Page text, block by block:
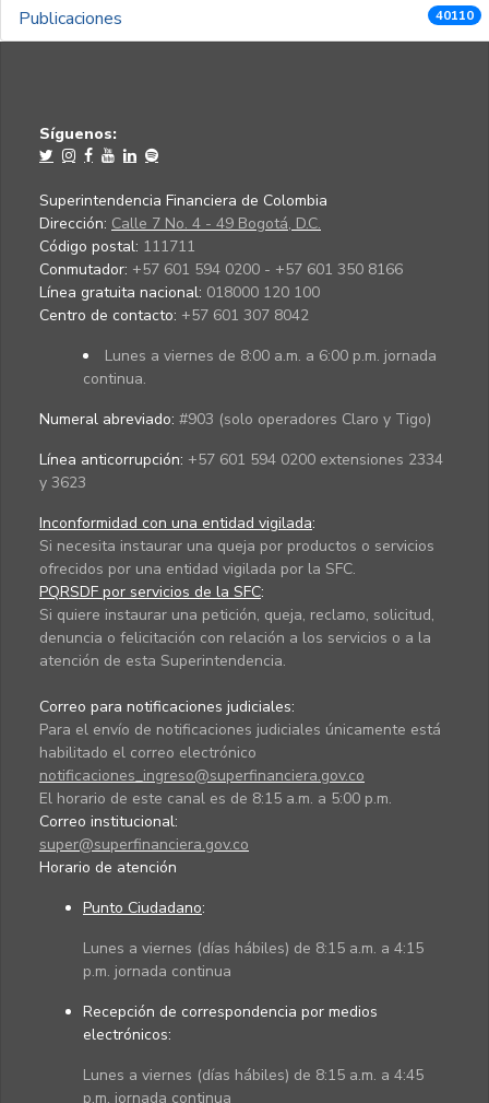
Publicaciones 40110
Síguenos:
Superintendencia Financiera de Colombia
Dirección: Calle 7 No. 4 - 49 Bogotá, D.C.
Código postal: 111711
Conmutador: +57 601 594 0200 - +57 601 350 8166
Línea gratuita nacional: 018000 120 100
Centro de contacto: +57 601 307 8042
Lunes a viernes de 8:00 a.m. a 6:00 p.m. jornada
continua.
Numeral abreviado: #903 (solo operadores Claro y Tigo)
Línea anticorrupción: +57 601 594 0200 extensiones 2334
y 3623
Inconformidad con una entidad vigilada:
Si necesita instaurar una queja por productos o servicios
ofrecidos por una entidad vigilada por la SFC.
PQRSDF por servicios de la SFC:
Si quiere instaurar una petición, queja, reclamo, solicitud,
denuncia o felicitación con relación a los servicios o a la
atención de esta Superintendencia.
Correo para notificaciones judiciales:
Para el envío de notificaciones judiciales únicamente está
habilitado el correo electrónico
notificaciones_ingreso@superfinanciera.gov.co
El horario de este canal es de 8:15 a.m. a 5:00 p.m.
Correo institucional:
super@superfinanciera.gov.co
Horario de atención
Punto Ciudadano:
Lunes a viernes (días hábiles) de 8:15 a.m. a 4:15
p.m. jornada continua
Recepción de correspondencia por medios
electrónicos:
Lunes a viernes (días hábiles) de 8:15 a.m. a 4:45
p.m. jornada continua